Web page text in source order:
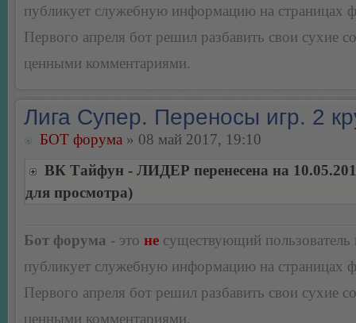
публикует служебную информацию на страницах
Первого апреля бот решил разбавить свои сухие
ценными комментариями.
Лига Супер. Переносы игр. 2
БОТ форума » 08 май 2017, 19:10
ВК Тайфун - ЛИДЕР перенесена на
для просмотра)
Бот форума - это не существующий пользователь
публикует служебную информацию на страницах
Первого апреля бот решил разбавить свои сухие
ценными комментариями.